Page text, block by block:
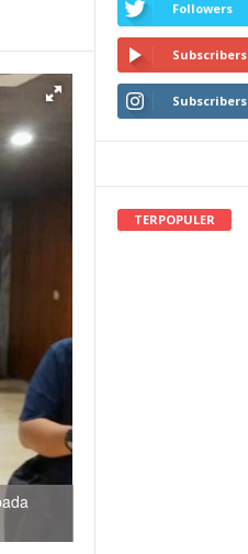
Followers
Subscribers
Subscribers